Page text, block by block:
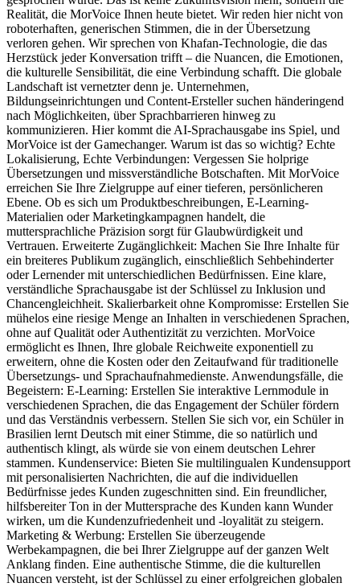
Realität, die MorVoice Ihnen heute bietet. Wir reden hier nicht von
roboterhaften, generischen Stimmen, die in der Übersetzung
verloren gehen. Wir sprechen von Khafan-Technologie, die das
Herzstück jeder Konversation trifft – die Nuancen, die Emotionen,
die kulturelle Sensibilität, die eine Verbindung schafft. Die globale
Landschaft ist vernetzter denn je. Unternehmen,
Bildungseinrichtungen und Content-Ersteller suchen händeringend
nach Möglichkeiten, über Sprachbarrieren hinweg zu
kommunizieren. Hier kommt die AI-Sprachausgabe ins Spiel, und
MorVoice ist der Gamechanger. Warum ist das so wichtig? Echte
Lokalisierung, Echte Verbindungen: Vergessen Sie holprige
Übersetzungen und missverständliche Botschaften. Mit MorVoice
erreichen Sie Ihre Zielgruppe auf einer tieferen, persönlicheren
Ebene. Ob es sich um Produktbeschreibungen, E-Learning-
Materialien oder Marketingkampagnen handelt, die
muttersprachliche Präzision sorgt für Glaubwürdigkeit und
Vertrauen. Erweiterte Zugänglichkeit: Machen Sie Ihre Inhalte für
ein breiteres Publikum zugänglich, einschließlich Sehbehinderter
oder Lernender mit unterschiedlichen Bedürfnissen. Eine klare,
verständliche Sprachausgabe ist der Schlüssel zu Inklusion und
Chancengleichheit. Skalierbarkeit ohne Kompromisse: Erstellen Sie
mühelos eine riesige Menge an Inhalten in verschiedenen Sprachen,
ohne auf Qualität oder Authentizität zu verzichten. MorVoice
ermöglicht es Ihnen, Ihre globale Reichweite exponentiell zu
erweitern, ohne die Kosten oder den Zeitaufwand für traditionelle
Übersetzungs- und Sprachaufnahmedienste. Anwendungsfälle, die
Begeistern: E-Learning: Erstellen Sie interaktive Lernmodule in
verschiedenen Sprachen, die das Engagement der Schüler fördern
und das Verständnis verbessern. Stellen Sie sich vor, ein Schüler in
Brasilien lernt Deutsch mit einer Stimme, die so natürlich und
authentisch klingt, als würde sie von einem deutschen Lehrer
stammen. Kundenservice: Bieten Sie multilingualen Kundensupport
mit personalisierten Nachrichten, die auf die individuellen
Bedürfnisse jedes Kunden zugeschnitten sind. Ein freundlicher,
hilfsbereiter Ton in der Muttersprache des Kunden kann Wunder
wirken, um die Kundenzufriedenheit und -loyalität zu steigern.
Marketing & Werbung: Erstellen Sie überzeugende
Werbekampagnen, die bei Ihrer Zielgruppe auf der ganzen Welt
Anklang finden. Eine authentische Stimme, die die kulturellen
Nuancen versteht, ist der Schlüssel zu einer erfolgreichen globalen